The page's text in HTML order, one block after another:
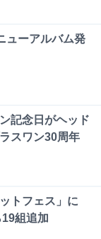
ューアルバム発
記念日がヘッド
スワン30周年
トフェス」に
組追加